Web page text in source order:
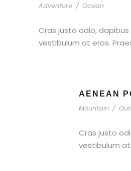
Adventure / Ocean
Cras justo odio,
vestibulum at eros.
AENEAN
Mountain /
Cras justo
vestibulum